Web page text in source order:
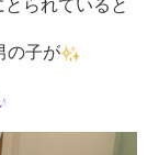
られていると
の子が